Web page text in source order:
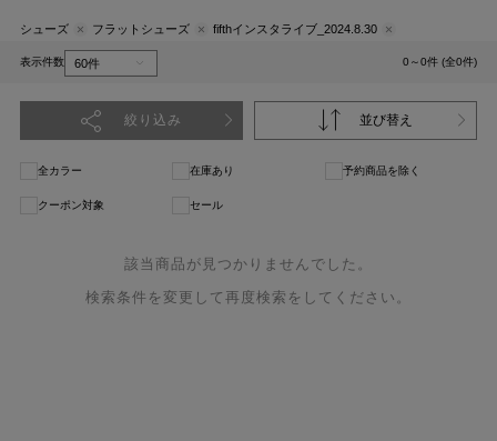
シューズ フラットシューズ fifthインスタライブ_2024.8.30
表示件数 0～0件 (全0件)
絞り込み 並び替え
全カラー 在庫あり 予約商品を除く
クーポン対象 セール
該当商品が見つかりませんでした。
検索条件を変更して再度検索をしてください。